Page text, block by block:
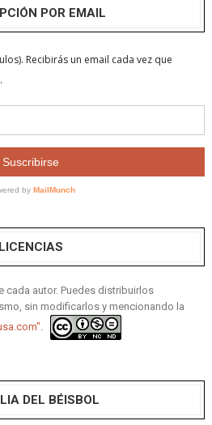
POR EMAIL
LICENCIAS
autor. Puedes distribuirlos
sin modificarlos y mencionando la
DEL BÉISBOL